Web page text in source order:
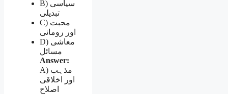
B) سیاسی
تبدیلی
C) محبت
اور رومانی
D) معاشی
مسائل
Answer:
A) مذہب
اور اخلاقی
اصلاح